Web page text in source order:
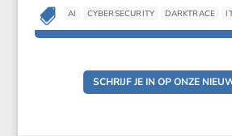
 AI CYBERSECURITY DARKTRACE
SCHRIJF JE IN OP ONZE